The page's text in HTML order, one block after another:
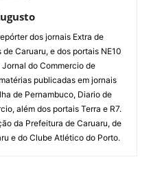
dos jornais Extra de
Caruaru, e dos portais NE10
do Commercio de
publicadas em jornais
de Pernambuco, Diario de
além dos portais Terra e R7.
da Prefeitura de Caruaru, de
e do Clube Atlético do Porto.